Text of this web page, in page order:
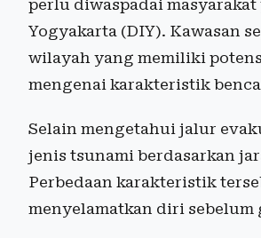
perlu diwaspadai
Yogyakarta (DIY). Kawasan
wilayah yang memiliki
mengenai karakteristik
Selain mengetahui jalur
jenis tsunami berdasarkan
Perbedaan karakteristik
menyelamatkan diri sebelum